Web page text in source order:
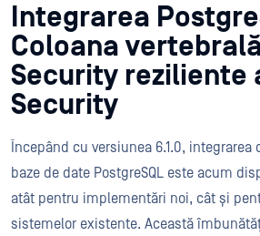
Integrarea
Coloana
Security reziliente
Security
Începând cu versiunea 6.1.0,
baze de date PostgreSQL este acum
atât pentru implementări noi, cât și
sistemelor existente. Această